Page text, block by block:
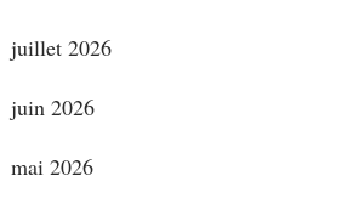
juillet 2026
juin 2026
mai 2026